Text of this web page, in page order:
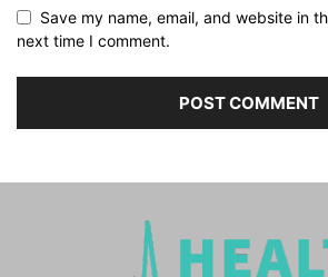
Save my name, email, and website in
next time I comment.